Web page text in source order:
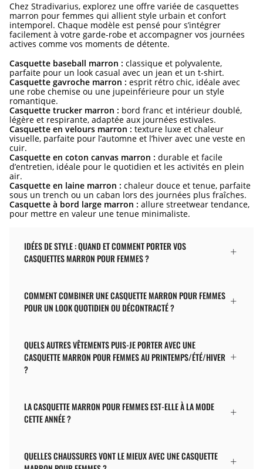
Chez Stradivarius, explorez une offre variée de casquettes
marron pour femmes qui allient style urbain et confort
intemporel. Chaque modèle est pensé pour s’intégrer
facilement à votre garde-robe et accompagner vos journées
actives comme vos moments de détente.
Casquette baseball marron : classique et polyvalente,
parfaite pour un look casual avec un jean et un t-shirt.
Casquette gavroche marron : esprit rétro chic, idéale avec
une robe chemise ou une jupeinférieure pour un style
romantique.
Casquette trucker marron : bord franc et intérieur doublé,
légère et respirante, adaptée aux journées estivales.
Casquette en velours marron : texture luxe et chaleur
visuelle, parfaite pour l’automne et l’hiver avec une veste en
cuir.
Casquette en coton canvas marron : durable et facile
d’entretien, idéale pour le quotidien et les activités en plein
air.
Casquette en laine marron : chaleur douce et tenue, parfaite
sous un trench ou un caban lors des journées plus fraîches.
Casquette à bord large marron : allure streetwear tendance,
pour mettre en valeur une tenue minimaliste.
IDÉES DE STYLE : QUAND ET COMMENT PORTER VOS
CASQUETTES MARRON POUR FEMMES ?
COMMENT COMBINER UNE CASQUETTE MARRON POUR FEMMES
POUR UN LOOK QUOTIDIEN OU DÉCONTRACTÉ ?
QUELS AUTRES VÊTEMENTS PUIS-JE PORTER AVEC UNE
CASQUETTE MARRON POUR FEMMES AU PRINTEMPS/ÉTÉ/HIVER
?
LA CASQUETTE MARRON POUR FEMMES EST-ELLE À LA MODE
CETTE ANNÉE ?
QUELLES CHAUSSURES VONT LE MIEUX AVEC UNE CASQUETTE